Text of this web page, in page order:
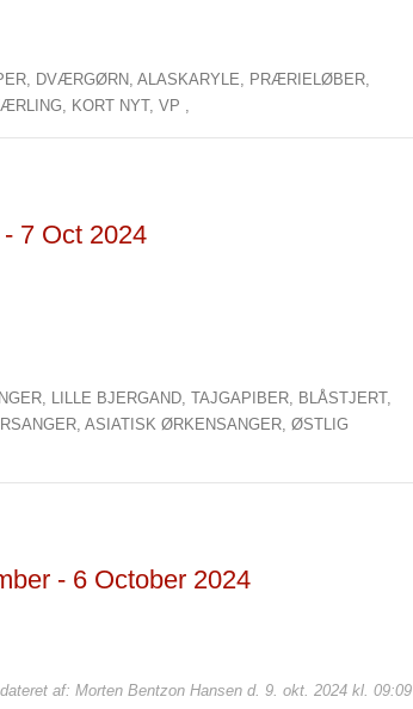
DVÆRGØRN,ALASKARYLE, PRÆRIELØBER,
KORT NYT,VP ,
7 Oct 2024
LILLE BJERGAND,TAJGAPIBER, BLÅSTJERT,
ASIATISK ØRKENSANGER,ØSTLIG
- 6 October 2024
af: Morten Bentzon Hansen d. 9. okt. 2024 kl. 09:09